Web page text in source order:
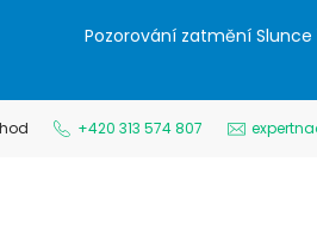
Pozorování zatmění Slunce
+420 313 574 807